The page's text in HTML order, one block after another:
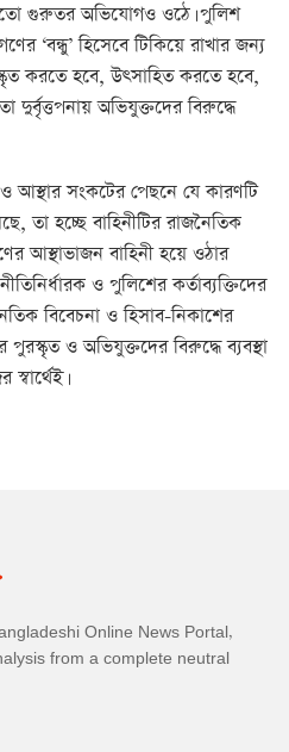
গুরুতর অভিযোগও ওঠে। পুলিশ
‘বন্ধু’ হিসেবে টিকিয়ে রাখার জন্য
করতে হবে, উৎসাহিত করতে হবে,
দুর্বৃত্তপনায় অভিযুক্তদের বিরুদ্ধে
আস্থার সংকটের পেছনে যে কারণটি
তা হচ্ছে বাহিনীটির রাজনৈতিক
আস্থাভাজন বাহিনী হয়ে ওঠার
ও পুলিশের কর্তাব্যক্তিদের
বিবেচনা ও হিসাব-নিকাশের
ও অভিযুক্তদের বিরুদ্ধে ব্যবস্থা
Online News Portal,
from a complete neutral